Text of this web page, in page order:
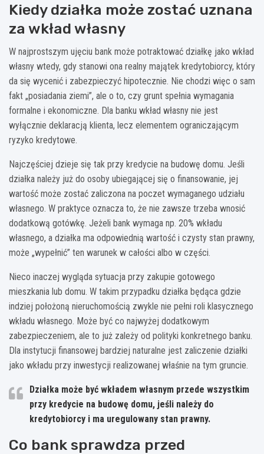
Kiedy działka może zostać uznana
za wkład własny
W najprostszym ujęciu bank może potraktować działkę jako wkład
własny wtedy, gdy stanowi ona realny majątek kredytobiorcy, który
da się wycenić i zabezpieczyć hipotecznie. Nie chodzi więc o sam
fakt „posiadania ziemi”, ale o to, czy grunt spełnia wymagania
formalne i ekonomiczne. Dla banku wkład własny nie jest
wyłącznie deklaracją klienta, lecz elementem ograniczającym
ryzyko kredytowe.
Najczęściej dzieje się tak przy kredycie na budowę domu. Jeśli
działka należy już do osoby ubiegającej się o finansowanie, jej
wartość może zostać zaliczona na poczet wymaganego udziału
własnego. W praktyce oznacza to, że nie zawsze trzeba wnosić
dodatkową gotówkę. Jeżeli bank wymaga np. 20% wkładu
własnego, a działka ma odpowiednią wartość i czysty stan prawny,
może „wypełnić” ten warunek w całości albo w części.
Nieco inaczej wygląda sytuacja przy zakupie gotowego
mieszkania lub domu. W takim przypadku działka będąca gdzie
indziej położoną nieruchomością zwykle nie pełni roli klasycznego
wkładu własnego. Może być co najwyżej dodatkowym
zabezpieczeniem, ale to już zależy od polityki konkretnego banku.
Dla instytucji finansowej bardziej naturalne jest zaliczenie działki
jako wkładu przy inwestycji realizowanej właśnie na tym gruncie.
Działka może być wkładem własnym przede wszystkim
przy kredycie na budowę domu, jeśli należy do
kredytobiorcy i ma uregulowany stan prawny.
Co bank sprawdza przed